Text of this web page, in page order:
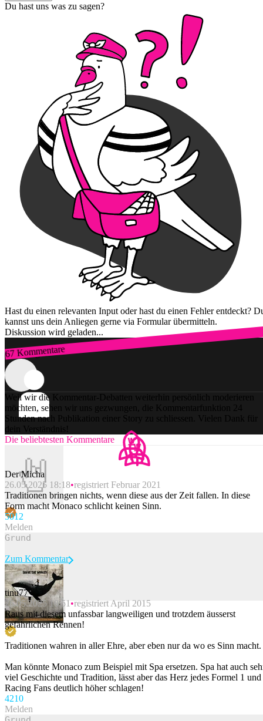
Du hast uns was zu sagen?
Hast du einen relevanten Input oder hast du einen Fehler entdeckt?
kannst uns dein Anliegen gerne via Formular übermitteln.
Diskussion wird geladen...
67 Kommentare
Zum Login
Weil wir die Kommentar-Debatten weiterhin persönlich moderieren
möchten, sehen wir uns gezwungen, die Kommentarfunktion 24
Stunden nach Publikation einer Story zu schliessen. Vielen Dank für
dein Verständnis!
Die beliebtesten Kommentare
Der Micha
26.05.2025 18:18 registriert Februar 2021
Traditionen bringen nichts, wenn diese aus der Zeit fallen. In diese
Form macht Monaco schlicht keinen Sinn.
5012
Melden
Beitrag melden
Zum Kommentar
tinu77
26.05.2025 18:51 registriert April 2015
Raus mit diesem unfassbar langweiligen und trotzdem äusserst
gefährlichen Rennen!
Traditionen wahren in aller Ehre, aber eben nur da wo es Sinn macht.
Man könnte Monaco zum Beispiel mit Spa ersetzen. Spa hat auch
viel Geschichte und Tradition, lässt aber das Herz jedes Formel 1 und
Racing Fans deutlich höher schlagen!
4210
Melden